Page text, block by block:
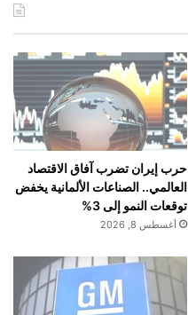
حرب إيران تضرب آفاق الاقتصاد
العالمي.. الصناعات الألمانية يخفض
توقعات النمو إلى 3%
أغسطس 8, 2026